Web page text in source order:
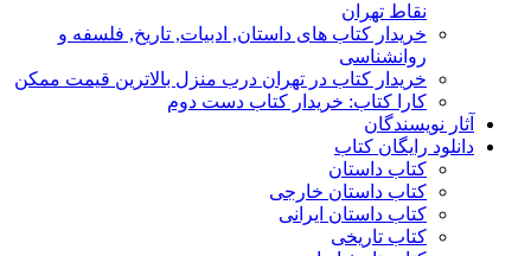
نقاط تهران
خریدار کتاب های داستان, ادبیات, تاریخ, فلسفه و
روانشناسی
خریدار کتاب در تهران درب منزل بالاترین قیمت ممکن
کارا کتاب: خریدار کتاب دست دوم
آثار نویسندگان
دانلود رایگان کتاب
کتاب داستان
کتاب داستان خارجی
کتاب داستان ایرانی
کتاب تاریخی